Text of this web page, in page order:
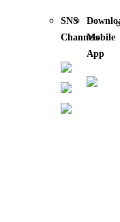
SNS
ChannelsMobile
App